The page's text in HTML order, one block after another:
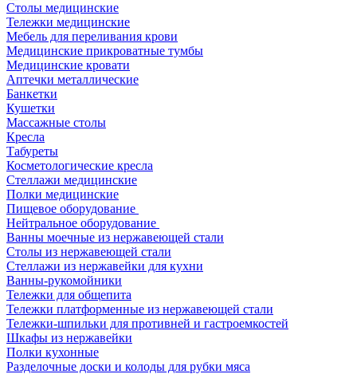
Столы медицинские
Тележки медицинские
Мебель для переливания крови
Медицинские прикроватные тумбы
Медицинские кровати
Аптечки металлические
Банкетки
Кушетки
Массажные столы
Кресла
Табуреты
Косметологические кресла
Стеллажи медицинские
Полки медицинские
Пищевое оборудование
Нейтральное оборудование
Ванны моечные из нержавеющей стали
Столы из нержавеющей стали
Стеллажи из нержавейки для кухни
Ванны-рукомойники
Тележки для общепита
Тележки платформенные из нержавеющей стали
Тележки-шпильки для противней и гастроемкостей
Шкафы из нержавейки
Полки кухонные
Разделочные доски и колоды для рубки мяса